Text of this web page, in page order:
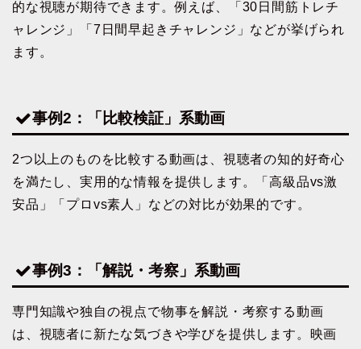
的な視聴が期待できます。例えば、「30日間筋トレチ
ャレンジ」「7日間早起きチャレンジ」などが挙げられ
ます。
事例2：「比較検証」系動画
2つ以上のものを比較する動画は、視聴者の知的好奇心
を満たし、実用的な情報を提供します。「高級品vs激
安品」「プロvs素人」などの対比が効果的です。
事例3：「解説・考察」系動画
専門知識や独自の視点で物事を解説・考察する動画
は、視聴者に新たな気づきや学びを提供します。映画